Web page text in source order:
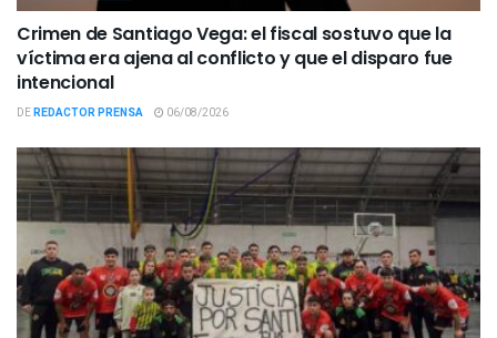
Crimen de Santiago Vega: el fiscal sostuvo que la
víctima era ajena al conflicto y que el disparo fue
intencional
DEREDACTOR PRENSA 06/08/2026